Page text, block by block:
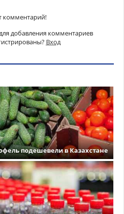
комментарий!
добавления комментариев
Вход
подешевели в Казахстане